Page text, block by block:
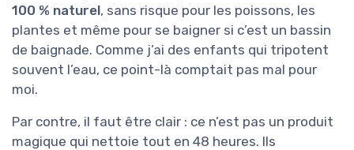
100 % naturel, sans risque pour les poissons, les
plantes et même pour se baigner si c’est un bassin
de baignade. Comme j’ai des enfants qui tripotent
souvent l’eau, ce point-là comptait pas mal pour
moi.
Par contre, il faut être clair : ce n’est pas un produit
magique qui nettoie tout en 48 heures. Ils